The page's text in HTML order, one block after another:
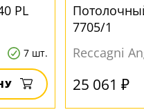
PL
7 шт.
7705/1
Reccagni
25 061 ₽